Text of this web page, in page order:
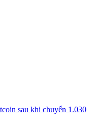
sau khi chuyển 1.030